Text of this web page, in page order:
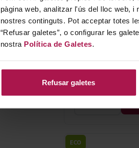
pàgina web, analitzar l'ús del lloc web,
nostres continguts. Pot acceptar totes
“Refusar galetes”, o configurar les
nostra Política de Galetes
Refusar galetes
ECO